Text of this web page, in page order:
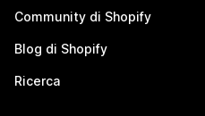
Community di Shopify
Blog di Shopify
Ricerca